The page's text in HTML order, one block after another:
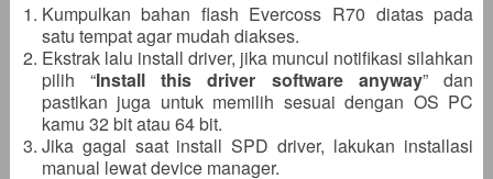
Kumpulkan bahan flash Evercoss R70 diatas pada
satu tempat agar mudah diakses.
Ekstrak lalu install driver, jika muncul notifikasi silahkan
pilih “Install this driver software anyway” dan
pastikan juga untuk memilih sesuai dengan OS PC
kamu 32 bit atau 64 bit.
Jika gagal saat install SPD driver, lakukan installasi
manual lewat device manager.